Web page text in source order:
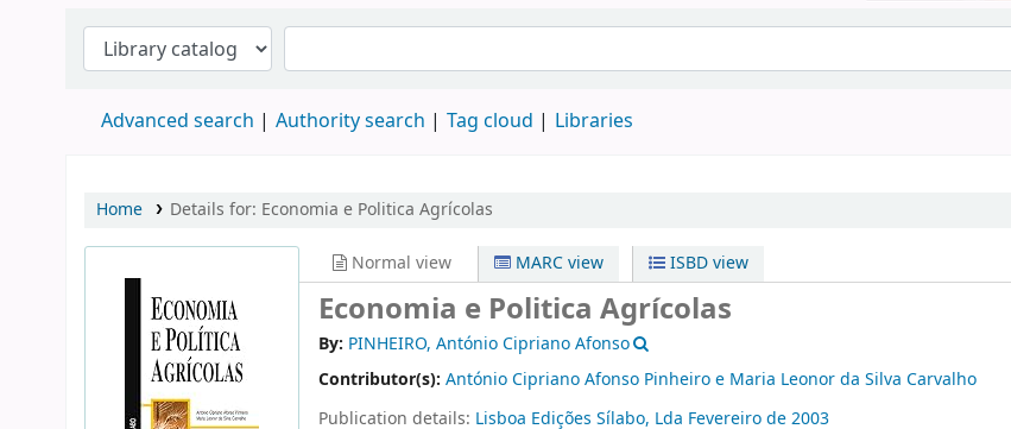
Advanced search Authority search Tag cloud Libraries
Home Details for: Economia e Politica Agrícolas
Normal view MARC view ISBD view
Economia e Politica Agrícolas
By: PINHEIRO, António Cipriano Afonso
Contributor(s): António Cipriano Afonso Pinheiro e Maria Leonor da Silva Carvalho
Publication details: Lisboa Edições Sílabo, Lda Fevereiro de 2003